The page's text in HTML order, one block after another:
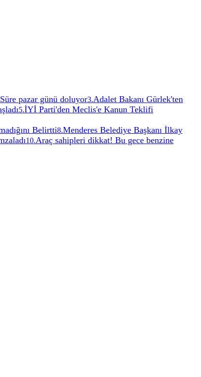
pazar günü doluyor3.Adalet Bakanı Gürlek'ten
5.İYİ Parti'den Meclis'e Kanun Teklifi
Belirtti8.Menderes Belediye Başkanı İlkay
10.Araç sahipleri dikkat! Bu gece benzine